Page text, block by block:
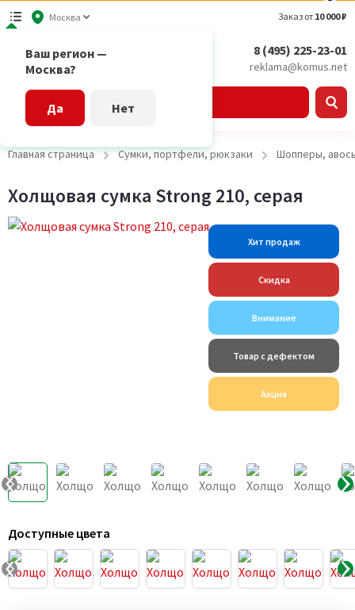
Москва
Ваш регион —
Москва?
Да Нет
Заказ от 10 000 ₽
8 (495) 225-23-01
reklama@komus.net
Главная страница Сумки, портфели, рюкзаки Шопперы,
Холщовая сумка Strong 210, серая
Хит продаж
Скидка
Внимание
Товар с дефектом
Акция
Доступные цвета